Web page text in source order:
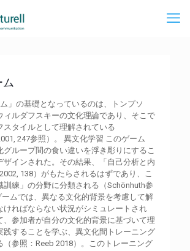
」の基礎となっているのは、トンプソ
ィルダフスキーの文化理論であり、そこで
スタイルとして理解されている
247参照）。 異文化学習 このゲーム
グループ間の食い違いを浮き彫りにするこ
ザインされた。その結果、「自己分析と内
138）がもたらされるはずであり、こ
訓練」の分野に分類される（Schönhuth参
ームでは、異なる文化的背景を考慮して解
ければならない状況がシミュレートされ
、参加者が自分の文化的背景に基づいて理
践することを学ぶ、異文化間トレーニング
（参照：Reeb 2018）。このトレーニング